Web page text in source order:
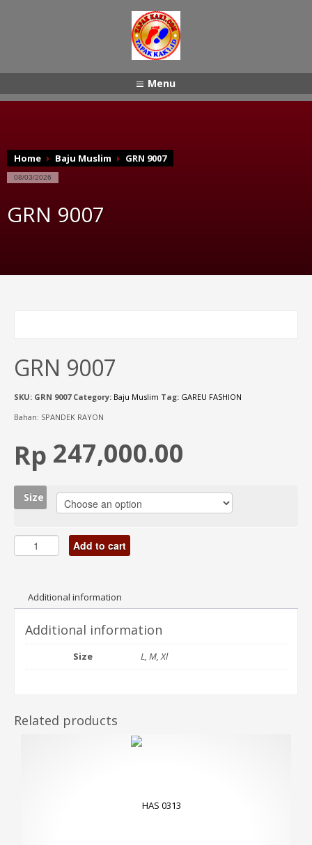
Menu
Home Baju Muslim GRN 9007
08/03/2026
GRN 9007
GRN 9007
SKU: GRN 9007 Category: Baju Muslim Tag: GAREU FASHION
Bahan: SPANDEK RAYON
Rp 247,000.00
Size
Add to cart
Additional information
Additional information
Size L, M, Xl
Related products